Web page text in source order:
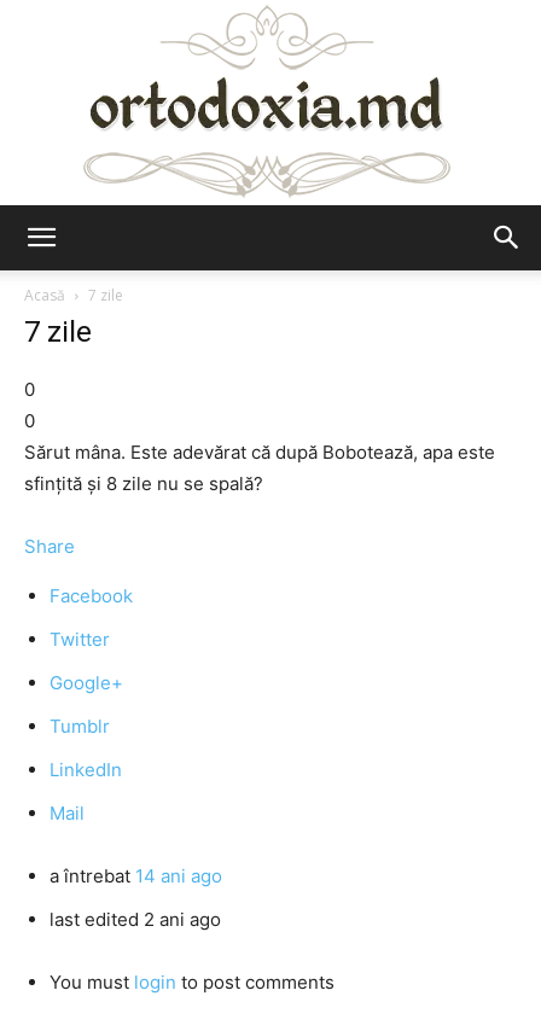
Acasă
7 zile
7 zile
0
0
Sărut mâna. Este adevărat că după Bobotează, apa este
sfinţită şi 8 zile nu se spală?
Share
Facebook
Twitter
Google+
Tumblr
LinkedIn
Mail
a întrebat 14 ani ago
last edited 2 ani ago
You must login to post comments